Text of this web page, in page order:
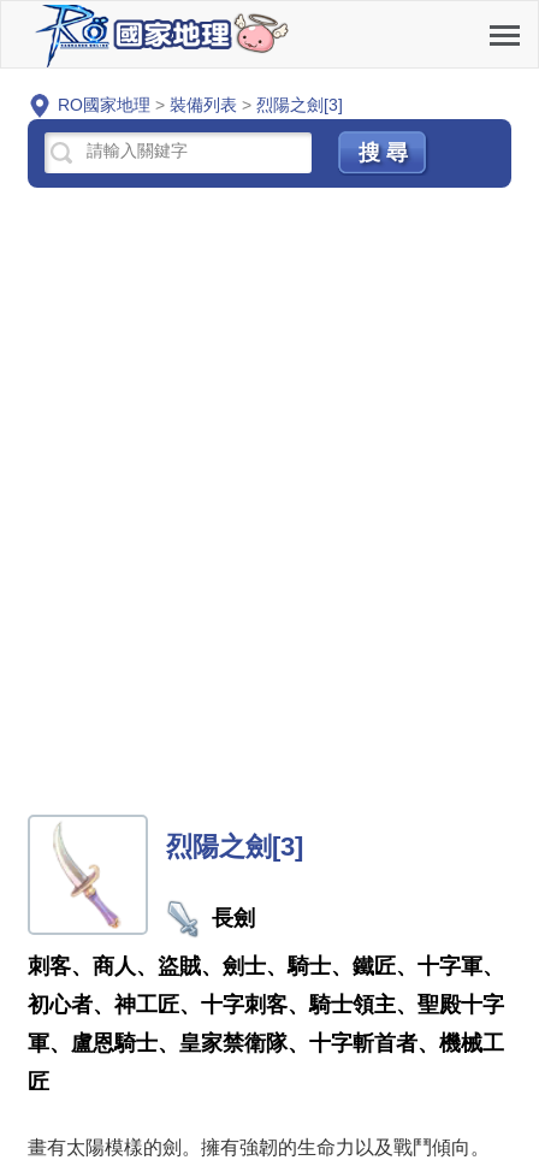
RO國家地理 > 裝備列表 > 烈陽之劍[3]
烈陽之劍[3]
長劍
刺客、商人、盜賊、劍士、騎士、鐵匠、十字軍、
初心者、神工匠、十字刺客、騎士領主、聖殿十字
軍、盧恩騎士、皇家禁衛隊、十字斬首者、機械工
匠
畫有太陽模樣的劍。擁有強韌的生命力以及戰鬥傾向。